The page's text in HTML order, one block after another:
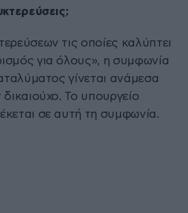
τις οποίες καλύπτει
για όλους», η συμφωνία
γίνεται ανάμεσα
Το υπουργείο
σε αυτή τη συμφωνία.